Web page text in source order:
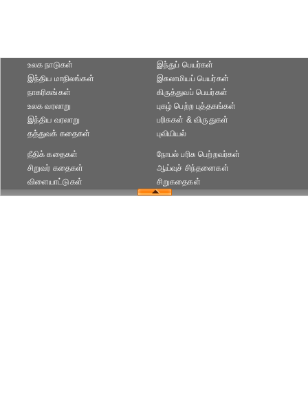
உலக நாடுகள்
இந்திய மாநிலங்கள்
நாகரிகங்கள்
இந்துப் பெயர்கள்
இசுலாமியப் பெயர்கள்
கிருத்துவப் பெயர்கள்
உலக வரலாறு
இந்திய வரலாறு
தத்துவக் கதைகள்
புகழ் பெற்ற புத்தகங்கள்
பரிசுகள் & விருதுகள்
புவியியல்
நீதிக் கதைகள்
சிறுவர் கதைகள்
விளையாட்டுகள்
நோபல் பரிசு‎ பெற்றவர்‎கள்
ஆய்வுச் சிந்தனைகள்
சிறுகதைகள்